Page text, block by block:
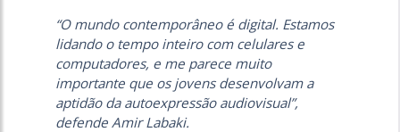
“O mundo contemporâneo é digital. Estamos
lidando o tempo inteiro com celulares e
computadores, e me parece muito
importante que os jovens desenvolvam a
aptidão da autoexpressão audiovisual”,
defende Amir Labaki.